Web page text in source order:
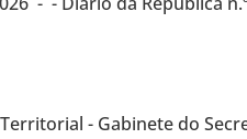
- Gabinete do